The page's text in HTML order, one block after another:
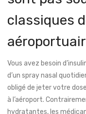
classiques
Vous avez besoin
d’un spray nasal
obligé de jeter votre
à l’aéroport.
hydratantes, les